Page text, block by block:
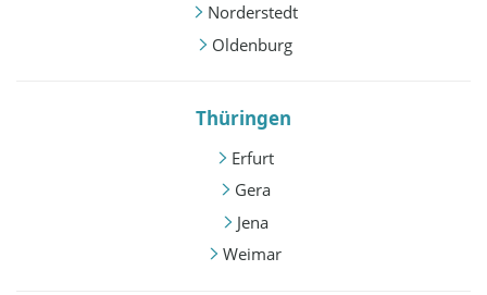
Norderstedt
Oldenburg
Thüringen
Erfurt
Gera
Jena
Weimar